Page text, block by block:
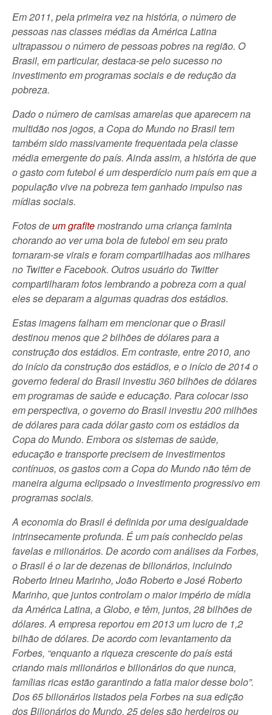
Em 2011, pela primeira vez na história, o número de
pessoas nas classes médias da América Latina
ultrapassou o número de pessoas pobres na região. O
Brasil, em particular, destaca-se pelo sucesso no
investimento em programas sociais e de redução da
pobreza.
Dado o número de camisas amarelas que aparecem na
multidão nos jogos, a Copa do Mundo no Brasil tem
também sido massivamente frequentada pela classe
média emergente do país. Ainda assim, a história de que
o gasto com futebol é um desperdício num país em que a
população vive na pobreza tem ganhado impulso nas
mídias sociais.
Fotos deum grafitemostrando uma criança faminta
chorando ao ver uma bola de futebol em seu prato
tornaram-se virais e foram compartilhadas aos milhares
no Twitter e Facebook. Outros usuário do Twitter
compartilharam fotos lembrando a pobreza com a qual
eles se deparam a algumas quadras dos estádios.
Estas imagens falham em mencionar que o Brasil
destinou menos que 2 bilhões de dólares para a
construção dos estádios. Em contraste, entre 2010, ano
do início da construção dos estádios, e o início de 2014 o
governo federal do Brasil investiu 360 bilhões de dólares
em programas de saúde e educação. Para colocar isso
em perspectiva, o governo do Brasil investiu 200 milhões
de dólares para cada dólar gasto com os estádios da
Copa do Mundo. Embora os sistemas de saúde,
educação e transporte precisem de investimentos
contínuos, os gastos com a Copa do Mundo não têm de
maneira alguma eclipsado o investimento progressivo em
programas sociais.
A economia do Brasil é definida por uma desigualdade
intrinsecamente profunda. É um país conhecido pelas
favelas e milionários. De acordo com análises da Forbes,
o Brasil é o lar de dezenas de bilionários, incluindo
Roberto Irineu Marinho, João Roberto e José Roberto
Marinho, que juntos controlam o maior império de mídia
da América Latina, a Globo, e têm, juntos, 28 bilhões de
dólares. A empresa reportou em 2013 um lucro de 1,2
bilhão de dólares. De acordo com levantamento da
Forbes, “enquanto a riqueza crescente do país está
criando mais milionários e bilionários do que nunca,
famílias ricas estão garantindo a fatia maior desse bolo”.
Dos 65 bilionários listados pela Forbes na sua edição
dos Bilionários do Mundo, 25 deles são herdeiros ou